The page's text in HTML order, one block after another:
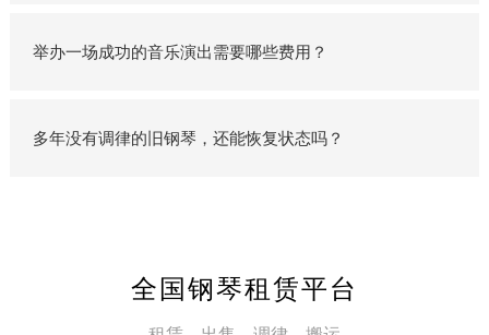
举办一场成功的音乐演出需要哪些费用？
多年没有调律的旧钢琴，还能恢复状态吗？
全国钢琴租赁平台